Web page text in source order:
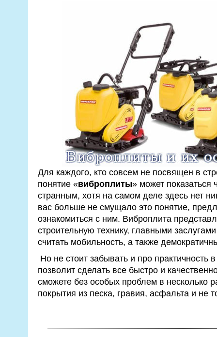
Для каждого, кто совсем не посвящен в
понятие «виброплиты» может
странным, хотя на самом деле здесь нет
вас больше не смущало это понятие,
ознакомиться с ним. Виброплита
строительную технику, главными
считать мобильность, а также
Но не стоит забывать и про практичность
позволит сделать все быстро и
сможете без особых проблем в несколько
покрытия из песка, гравия, асфальта и не